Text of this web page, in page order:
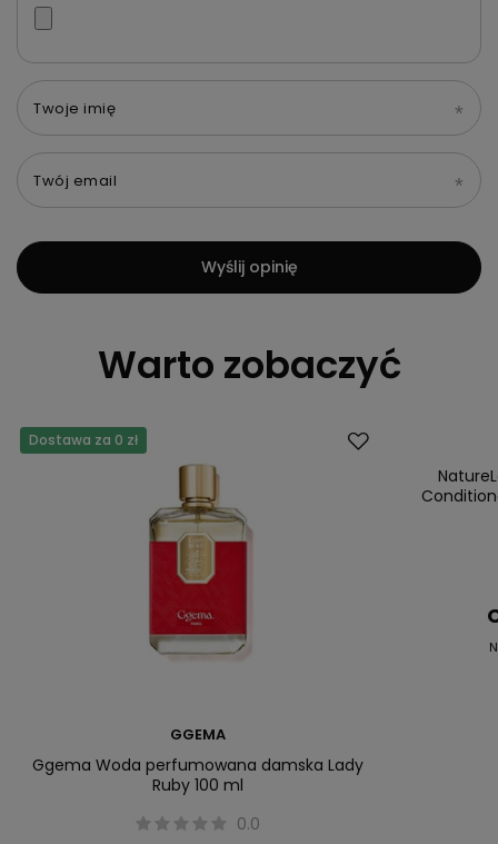
Twoje imię
Twój email
Wyślij opinię
Warto zobaczyć
Dostawa za 0 zł
GGEMA
Ggema Woda perfumowana damska Lady
Ruby 100 ml
0.0
Nowość